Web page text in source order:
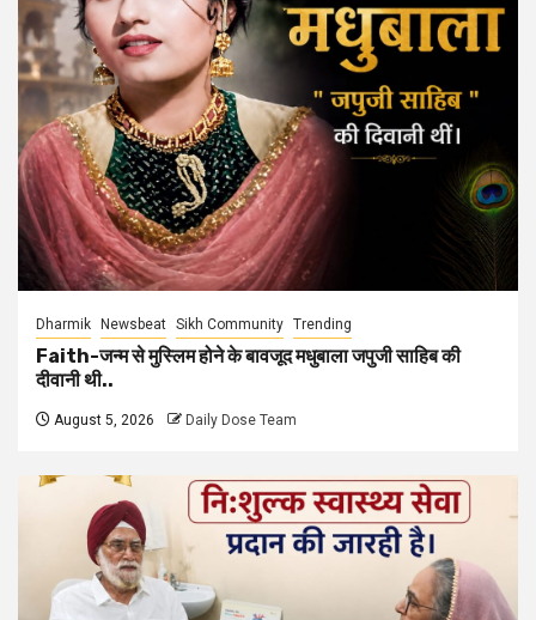
Dharmik Newsbeat Sikh Community Trending
Faith-जन्म से मुस्लिम होने के बावजूद मधुबाला जपुजी साहिब की
दीवानी थी..
August 5, 2026 Daily Dose Team